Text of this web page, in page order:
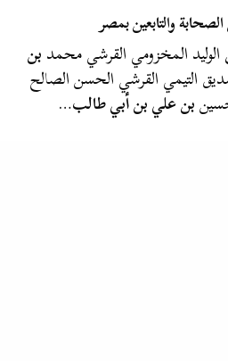
والتابعين بمصر
الوليد المخزومي القرشي محمدبن
التيمي القرشي الحسن الصالح
بن علي بن أبي طالب…